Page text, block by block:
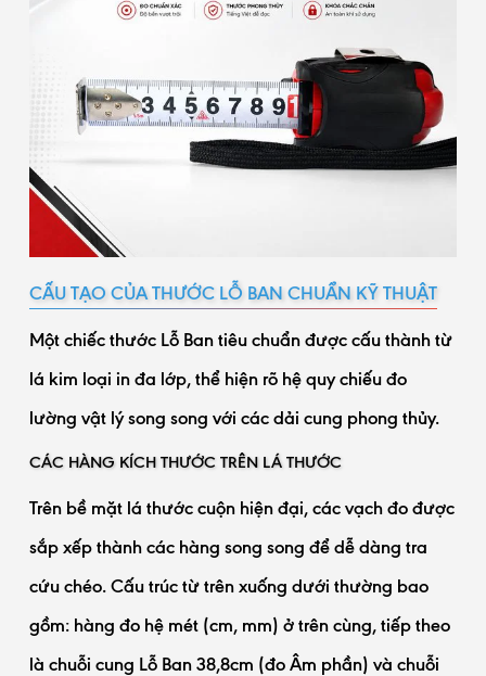
CẤU TẠO CỦA THƯỚC LỖ BAN CHUẨN KỸ THUẬT
Một chiếc thước Lỗ Ban tiêu chuẩn được cấu thành từ
lá kim loại in đa lớp, thể hiện rõ hệ quy chiếu đo
lường vật lý song song với các dải cung phong thủy.
CÁC HÀNG KÍCH THƯỚC TRÊN LÁ THƯỚC
Trên bề mặt lá thước cuộn hiện đại, các vạch đo được
sắp xếp thành các hàng song song để dễ dàng tra
cứu chéo. Cấu trúc từ trên xuống dưới thường bao
gồm: hàng đo hệ mét (cm, mm) ở trên cùng, tiếp theo
là chuỗi cung Lỗ Ban 38,8cm (đo Âm phần) và chuỗi